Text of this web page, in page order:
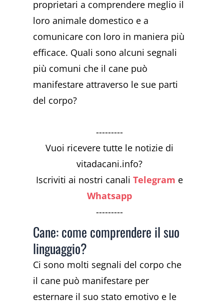
proprietari a comprendere meglio il
loro animale domestico e a
comunicare con loro in maniera più
efficace. Quali sono alcuni segnali
più comuni che il cane può
manifestare attraverso le sue parti
del corpo?
---------
Vuoi ricevere tutte le notizie di
vitadacani.info?
Iscriviti ai nostri canaliTelegram e
Whatsapp
---------
Cane: come comprendere il suo
linguaggio?
Ci sono molti segnali del corpo che
il cane può manifestare per
esternare il suo stato emotivo e le